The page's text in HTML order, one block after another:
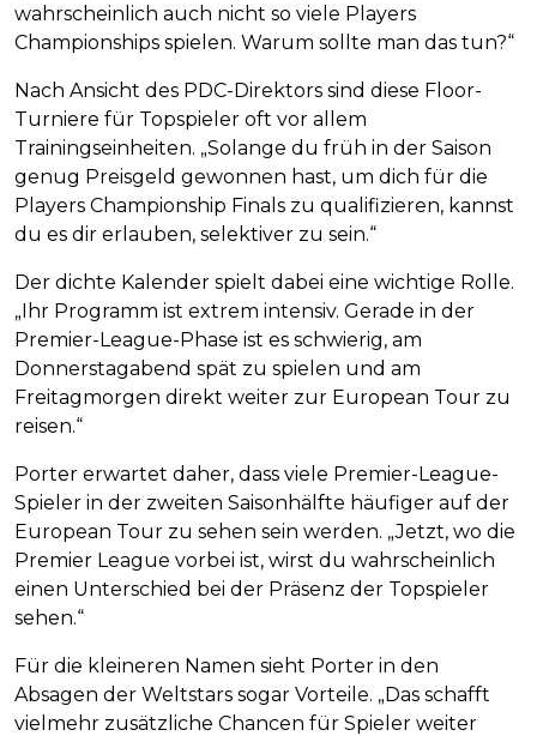
wahrscheinlich auch nicht so viele Players
Championships spielen. Warum sollte man das tun?“
Nach Ansicht des PDC-Direktors sind diese Floor-
Turniere für Topspieler oft vor allem
Trainingseinheiten. „Solange du früh in der Saison
genug Preisgeld gewonnen hast, um dich für die
Players Championship Finals zu qualifizieren, kannst
du es dir erlauben, selektiver zu sein.“
Der dichte Kalender spielt dabei eine wichtige Rolle.
„Ihr Programm ist extrem intensiv. Gerade in der
Premier-League-Phase ist es schwierig, am
Donnerstagabend spät zu spielen und am
Freitagmorgen direkt weiter zur European Tour zu
reisen.“
Porter erwartet daher, dass viele Premier-League-
Spieler in der zweiten Saisonhälfte häufiger auf der
European Tour zu sehen sein werden. „Jetzt, wo die
Premier League vorbei ist, wirst du wahrscheinlich
einen Unterschied bei der Präsenz der Topspieler
sehen.“
Für die kleineren Namen sieht Porter in den
Absagen der Weltstars sogar Vorteile. „Das schafft
vielmehr zusätzliche Chancen für Spieler weiter